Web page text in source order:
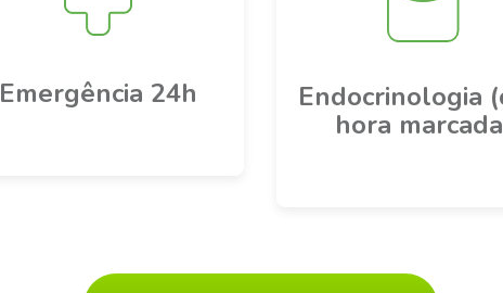
Emergência 24h
Endocrinologia
hora